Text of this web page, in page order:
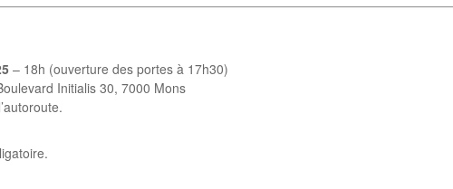
– 18h (ouverture des portes à 17h30)
Initialis 30, 7000 Mons